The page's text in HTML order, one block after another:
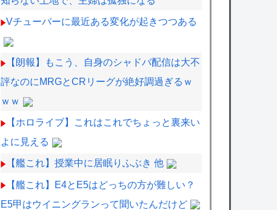
Vチューバーに最近ある変化が起きつつある
【朗報】もこう、自身のシャドバ配信は大不
評なのにMRGとCRリーグが絶好調過ぎるｗ
ｗｗ
【ホロライブ】これはこれでちょっと裏来い
よに見える
【艦これ】授業中に居眠りふぶき 他
【艦これ】E4とE5はどっちの方が難しい？
E5甲はウイニングランって聞いたんだけど